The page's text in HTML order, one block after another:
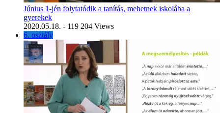
Június 1-jén folytatódik a tanítás, mehetnek iskolába a
gyerekek
2020.05.18. - 119 204 Views
6. osztály